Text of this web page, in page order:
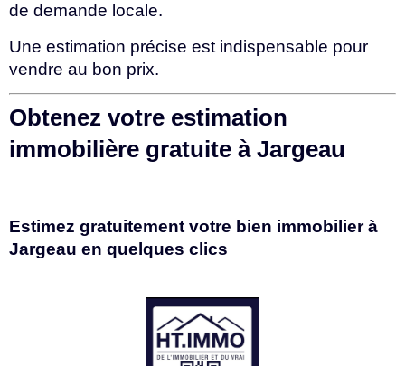
de demande locale.
Une estimation précise est indispensable pour
vendre au bon prix.
Obtenez votre estimation
immobilière gratuite à Jargeau
Estimez gratuitement votre bien immobilier à
Jargeau en quelques clics